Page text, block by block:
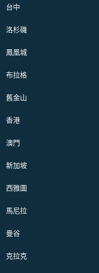
台中
洛杉磯
鳳凰城
布拉格
舊金山
香港
澳門
新加坡
西雅圖
馬尼拉
曼谷
克拉克